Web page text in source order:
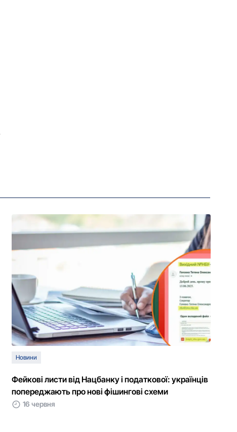
Новини
Фейкові листи від Нацбанку і податкової: українців
попереджають про нові фішингові схеми
16 червня